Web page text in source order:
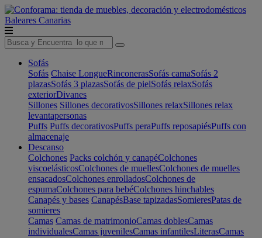
Baleares Canarias
Sofás
Sofás Chaise LongueRinconerasSofás camaSofás 2
plazasSofás 3 plazasSofás de pielSofás relaxSofás
exteriorDivanes
Sillones Sillones decorativosSillones relaxSillones relax
levantapersonas
Puffs Puffs decorativosPuffs peraPuffs reposapiésPuffs con
almacenaje
Descanso
Colchones Packs colchón y canapéColchones
viscoelásticosColchones de muellesColchones de muelles
ensacadosColchones enrolladosColchones de
espumaColchones para bebéColchones hinchables
Canapés y bases CanapésBase tapizadasSomieresPatas de
somieres
Camas Camas de matrimonioCamas doblesCamas
individualesCamas juvenilesCamas infantilesLiterasCamas